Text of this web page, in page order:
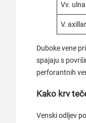
Vv.
V.
Duboke vene
spajaju s
perforantnih
Kako krv
Venski odljev